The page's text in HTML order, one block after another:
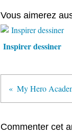
Vous aimerez
Inspirer dessiner
My Hero
Commenter cet